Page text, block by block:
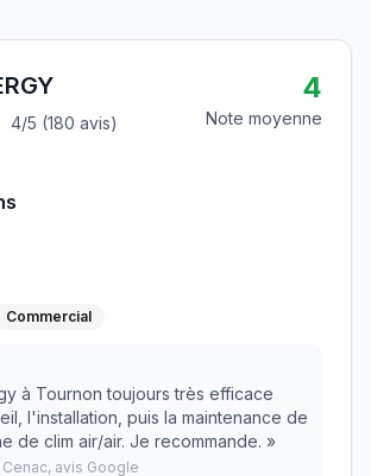
4/5 (180 avis)
4
Note moyenne
Commercial
à Tournon toujours très efficace
l'installation, puis la maintenance de
de clim air/air. Je recommande. »
, avis Google